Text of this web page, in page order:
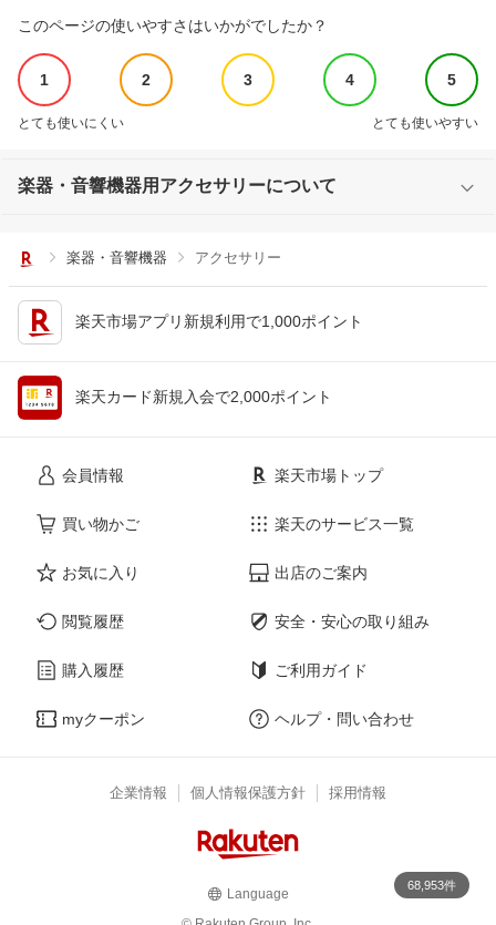
このページの使いやすさはいかがでしたか？
1 2 3 4 5
とても使いにくい とても使いやすい
楽器・音響機器用アクセサリーについて
楽器・音響機器 アクセサリー
楽天市場アプリ新規利用で1,000ポイント
楽天カード新規入会で2,000ポイント
会員情報
買い物かご
お気に入り
閲覧履歴
購入履歴
myクーポン
楽天市場トップ
楽天のサービス一覧
出店のご案内
安全・安心の取り組み
ご利用ガイド
ヘルプ・問い合わせ
企業情報 個人情報保護方針 採用情報
Language
68,953件